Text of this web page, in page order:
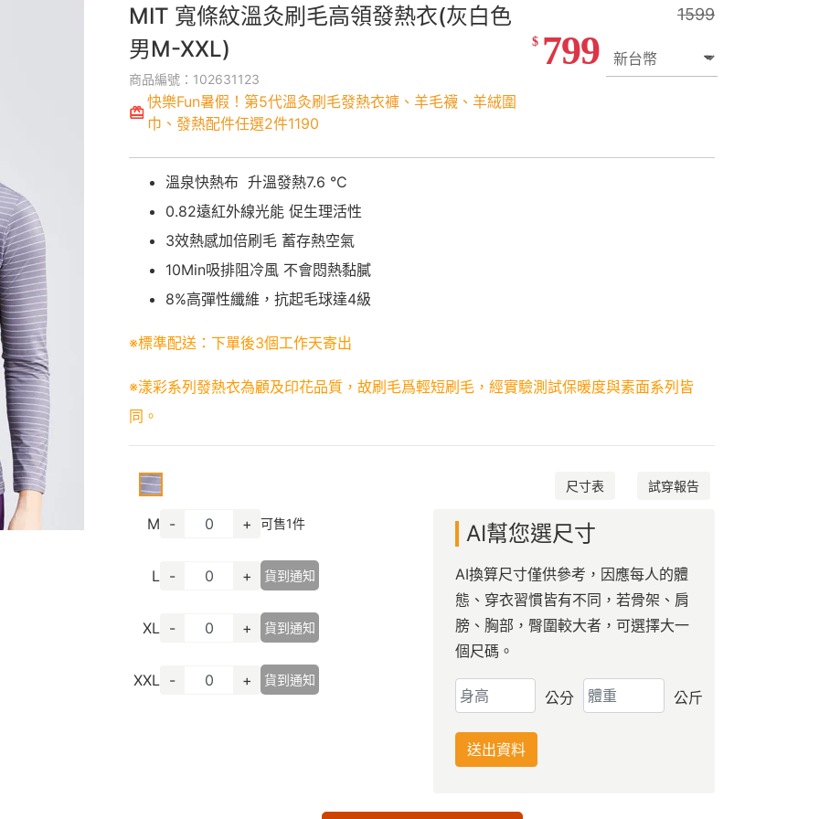
MIT 寬條紋溫灸刷毛高領發熱衣(灰白色
男M-XXL)
商品編號：102631123
快樂Fun暑假！第5代溫灸刷毛發熱衣褲、羊毛襪、羊絨圍
巾、發熱配件任選2件1190
1599
$ 799
溫泉快熱布 升溫發熱7.6 °C
0.82遠紅外線光能 促生理活性
3效熱感加倍刷毛 蓄存熱空氣
10Min吸排阻冷風 不會悶熱黏膩
8%高彈性纖維，抗起毛球達4級
※標準配送：下單後3個工作天寄出
※漾彩系列發熱衣為顧及印花品質，故刷毛爲輕短刷毛，經實驗測試保暖度與素面系列皆
同。
尺寸表 試穿報告
M - + 可售1件
L - + 貨到通知
XL - + 貨到通知
XXL - + 貨到通知
AI幫您選尺寸
AI換算尺寸僅供參考，因應每人的體
態、穿衣習慣皆有不同，若骨架、肩
膀、胸部，臀圍較大者，可選擇大一
個尺碼。
公分 公斤
送出資料